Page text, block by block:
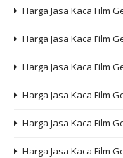
Harga Jasa Kaca Film
Harga Jasa Kaca Film
Harga Jasa Kaca Film
Harga Jasa Kaca Film
Harga Jasa Kaca Film
Harga Jasa Kaca Film